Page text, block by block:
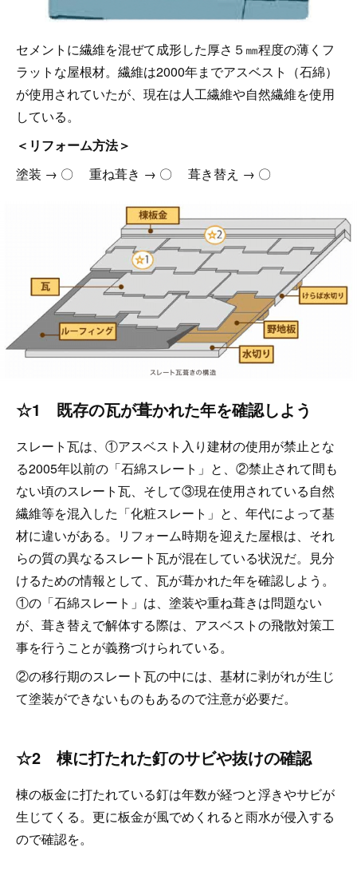
セメントに繊維を混ぜて成形した厚さ５㎜程度の薄くフ
ラットな屋根材。繊維は2000年までアスベスト（石綿）
が使用されていたが、現在は人工繊維や自然繊維を使用
している。
＜リフォーム方法＞
塗装 → 〇 重ね葺き → 〇 葺き替え → 〇
☆1 既存の瓦が葺かれた年を確認しよう
スレート瓦は、①アスベスト入り建材の使用が禁止とな
る2005年以前の「石綿スレート」と、②禁止されて間も
ない頃のスレート瓦、そして③現在使用されている自然
繊維等を混入した「化粧スレート」と、年代によって基
材に違いがある。リフォーム時期を迎えた屋根は、それ
らの質の異なるスレート瓦が混在している状況だ。見分
けるための情報として、瓦が葺かれた年を確認しよう。
①の「石綿スレート」は、塗装や重ね葺きは問題ない
が、葺き替えで解体する際は、アスベストの飛散対策工
事を行うことが義務づけられている。
②の移行期のスレート瓦の中には、基材に剥がれが生じ
て塗装ができないものもあるので注意が必要だ。
☆2 棟に打たれた釘のサビや抜けの確認
棟の板金に打たれている釘は年数が経つと浮きやサビが
生じてくる。更に板金が風でめくれると雨水が侵入する
ので確認を。